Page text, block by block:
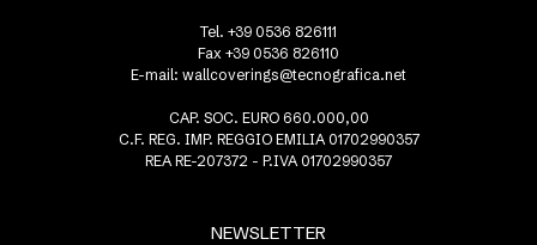
NEWSLETTER
Tel. +39 0536 826111
Fax +39 0536 826110
E-mail: wallcoverings@tecnografica.net
CAP. SOC. EURO 660.000,00
C.F. REG. IMP. REGGIO EMILIA 01702990357
REA RE-207372 - P.IVA 01702990357